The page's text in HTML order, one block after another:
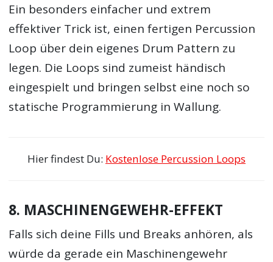
Ein besonders einfacher und extrem
effektiver Trick ist, einen fertigen Percussion
Loop über dein eigenes Drum Pattern zu
legen. Die Loops sind zumeist händisch
eingespielt und bringen selbst eine noch so
statische Programmierung in Wallung.
Hier findest Du: Kostenlose Percussion Loops
8. MASCHINENGEWEHR-EFFEKT
Falls sich deine Fills und Breaks anhören, als
würde da gerade ein Maschinengewehr